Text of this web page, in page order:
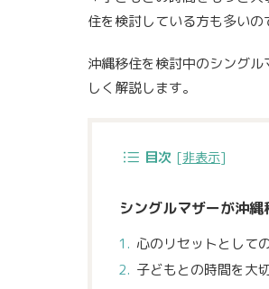
住を検討している方も多いの
沖縄移住を検討中のシング
しく解説します。
目次 [非表示]
シングルマザーが沖
心のリセットとして
子どもとの時間を大